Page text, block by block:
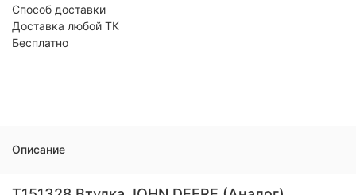
Способ доставки
Доставка любой ТК
Бесплатно
Описание